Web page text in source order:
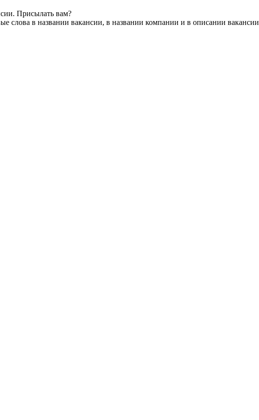
Присылать вам?
слова в названии вакансии, в названии компании и в описании вакансии